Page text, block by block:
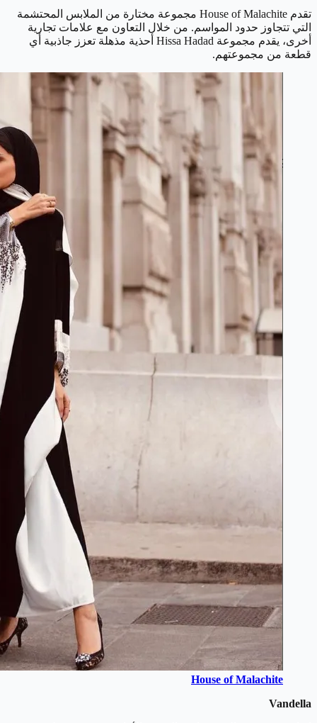
تقدم House of Malachite مجموعة مختارة من الملابس المحتشمة
التي تتجاوز حدود المواسم. من خلال التعاون مع علامات تجارية
أخرى، يقدم مجموعة Hissa Hadad أحذية مذهلة تعزز جاذبية أي
قطعة من مجموعتهم.
House of Malachite
Vandella